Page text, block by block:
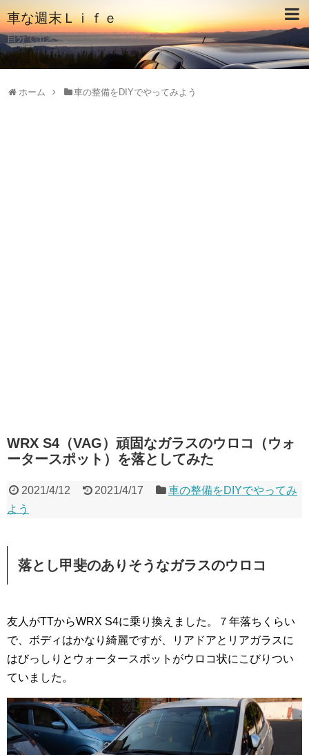
車な週末Ｌｉｆｅ
自分で出来ることはやってみよう♪
ホーム 車の整備をDIYでやってみよう
WRX S4（VAG）頑固なガラスのウロコ（ウォ
ータースポット）を落としてみた
2021/4/12 2021/4/17
車の整備をDIYでやってみ
よう
落とし甲斐のありそうなガラスのウロコ
友人がTTからWRX S4に乗り換えました。７年落ちくらい
で、ボディはかなり綺麗ですが、リアドアとリアガラスに
はびっしりとウォータースポットがウロコ状にこびりつい
ていました。